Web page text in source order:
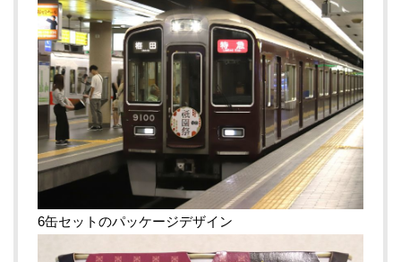
6缶セットのパッケージデザイン